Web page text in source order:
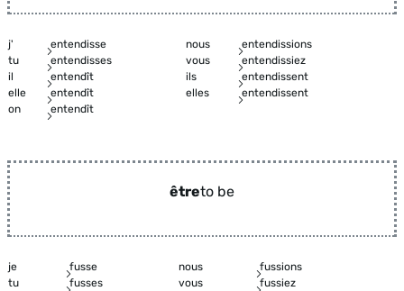
j' entendisse nous
entendissions
tu
entendisses vous
entendissiez
il
entendît ils
entendissent
elle
entendît elles
entendissent
on
entendît
êtreto be
je fusse nous
fussions
tu
fusses vous
fussiez